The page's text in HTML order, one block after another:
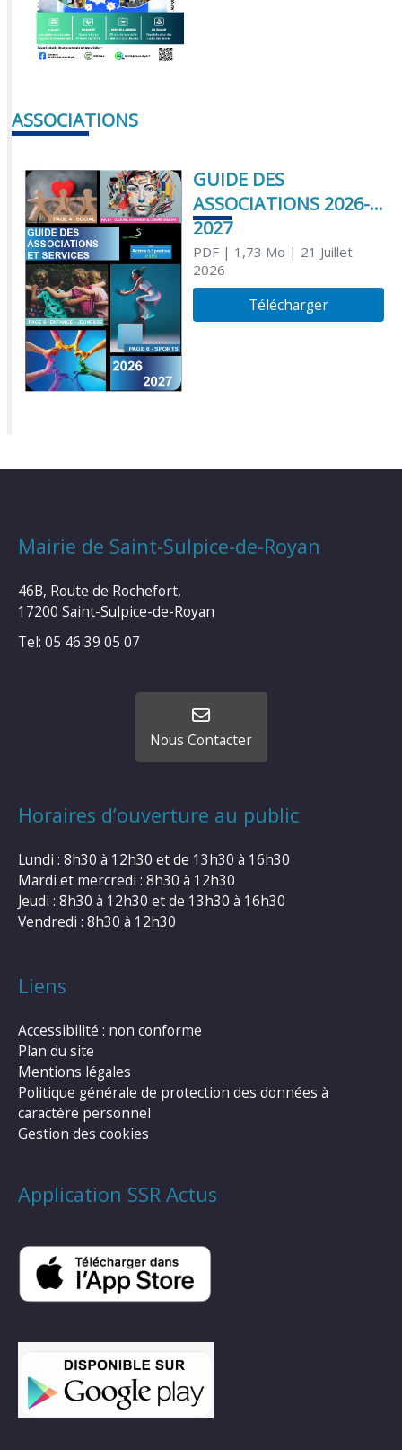
ASSOCIATIONS
GUIDE DES
ASSOCIATIONS 2026-
2027
PDF| 1,73 Mo | 21 Juillet
2026
Télécharger
Mairie de Saint-Sulpice-de-Royan
46B, Route de Rochefort,
17200 Saint-Sulpice-de-Royan
Tel: 05 46 39 05 07
Nous Contacter
Horaires d’ouverture au public
Lundi : 8h30 à 12h30 et de 13h30 à 16h30
Mardi et mercredi : 8h30 à 12h30
Jeudi : 8h30 à 12h30 et de 13h30 à 16h30
Vendredi : 8h30 à 12h30
Liens
Accessibilité : non conforme
Plan du site
Mentions légales
Politique générale de protection des données à
caractère personnel
Gestion des cookies
Application SSR Actus